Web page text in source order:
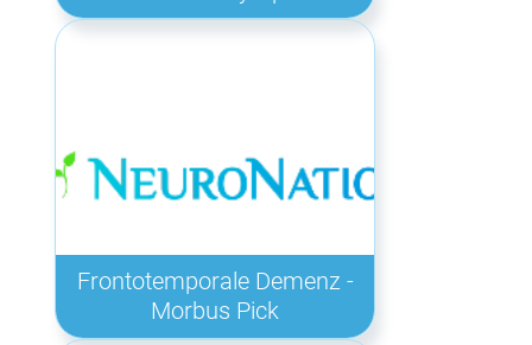
Frontotemporale Demenz -
Morbus Pick